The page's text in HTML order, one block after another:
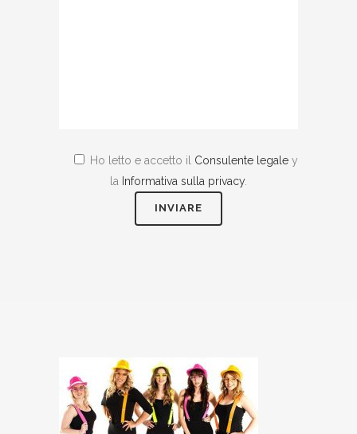
Ho letto e accetto il Consulente legaley
la Informativa sulla privacy.